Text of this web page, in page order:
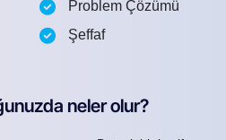
Problem Çözümü
Şeffaf
neler olur?